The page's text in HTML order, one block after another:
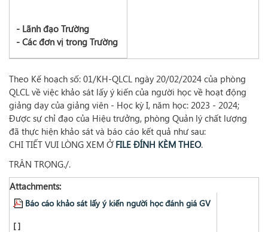
- Lãnh đạo Trường
- Các đơn vị trong Trường
Theo Kế hoạch số: 01/KH-QLCL ngày 20/02/2024 của phòng
QLCL về việc khảo sát lấy ý kiến của người học về hoạt động
giảng dạy của giảng viên - Học kỳ I, năm học: 2023 - 2024;
Được sự chỉ đạo của Hiệu trưởng, phòng Quản lý chất lượng
đã thực hiện khảo sát và báo cáo kết quả như sau:
CHI TIẾT VUI LÒNG XEM Ở FILE ĐÍNH KÈM THEO.
TRÂN TRỌNG./.
Attachments:
Báo cáo khảo sát lấy ý kiến người học đánh giá GV
[ ]